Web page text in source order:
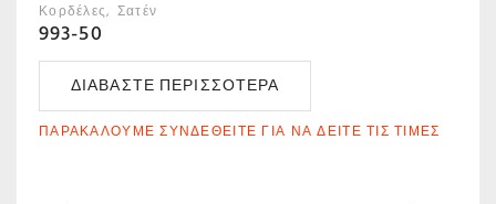
Κορδέλες Σατέν
993-50
ΔΙΑΒΆΣΤΕ ΠΕΡΙΣΣΌΤΕΡΑ
ΠΑΡΑΚΑΛΟΎΜΕ ΣΥΝΔΕΘΕΊΤΕ ΓΙΑ ΝΑ ΔΕΊΤΕ ΤΙΣ ΤΙΜΈΣ